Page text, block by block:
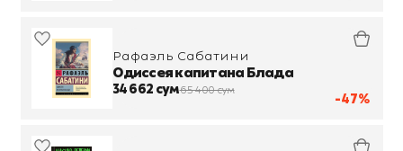
-47%
Рафаэль Сабатини
Одиссея капитана Блада
34 662 сум65 400 сум